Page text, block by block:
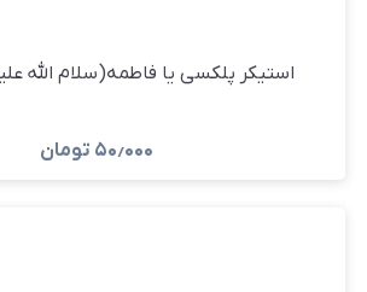
استیکر پلکسی یا فاطمه(سلام الله
۵۰٫۰۰۰ تومان